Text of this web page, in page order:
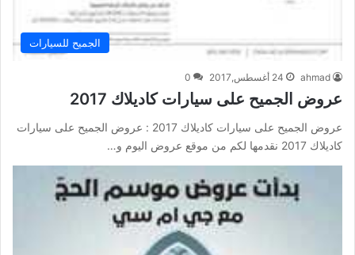
الجميح للسيارات
ahmad 24 أغسطس,2017 0
عروض الجميح على سيارات كاديلاك 2017
عروض الجميح على سيارات كاديلاك 2017 : عروض الجميح على سيارات
كاديلاك 2017 نقدمها لكم من موقع عروض اليوم و…